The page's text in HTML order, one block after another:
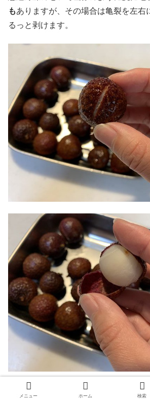
もありますが、その場合は亀裂を左右
るっと剥けます。
皮剥きの際は果汁が垂れるので気をつ
メニュー ホーム 検索